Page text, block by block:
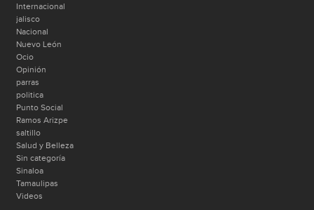
Internacional
jalisco
Nacional
Nuevo León
Ocio
Opinión
parras
politica
Punto Social
Ramos Arizpe
saltillo
Salud y Belleza
Sin categoría
Sinaloa
Tamaulipas
Videos